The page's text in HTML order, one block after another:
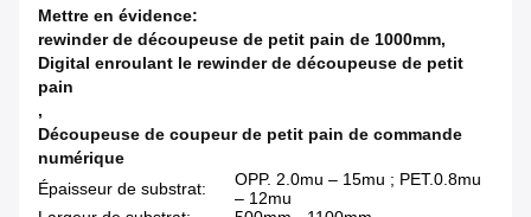
Mettre en évidence:
rewinder de découpeuse de petit pain de 1000mm,
Digital enroulant le rewinder de découpeuse de petit
pain
,
Découpeuse de coupeur de petit pain de commande
numérique
Épaisseur de substrat:
OPP. 2.0mu – 15mu ; PET.0.8mu
– 12mu